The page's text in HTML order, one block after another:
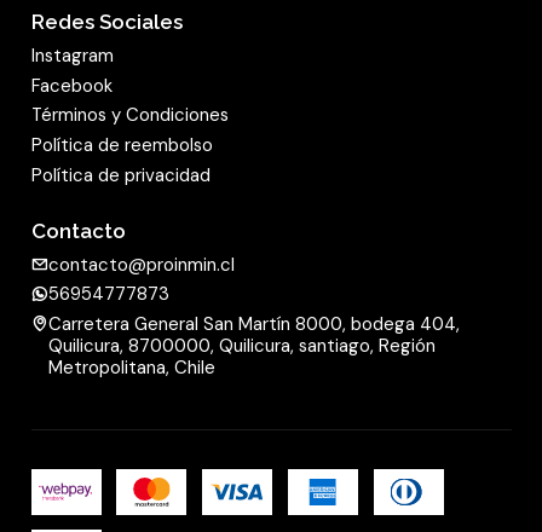
Redes Sociales
Instagram
Facebook
Términos y Condiciones
Política de reembolso
Política de privacidad
Contacto
contacto@proinmin.cl
56954777873
Carretera General San Martín 8000, bodega 404,
Quilicura, 8700000, Quilicura, santiago, Región
Metropolitana, Chile